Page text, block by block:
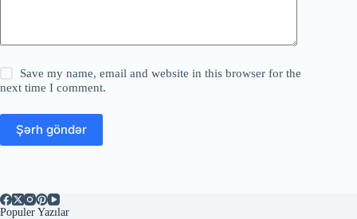
Save my name, email and website in this browser for the
next time I comment.
Şərh göndər
Populer Yazılar